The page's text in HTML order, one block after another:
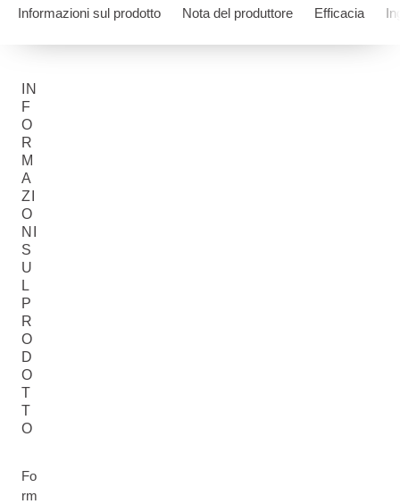
Informazioni sul prodotto Nota del produttore Efficacia
IN
F
O
R
M
A
ZI
O
NI
S
U
L
P
R
O
D
O
T
T
O
Fo
rm